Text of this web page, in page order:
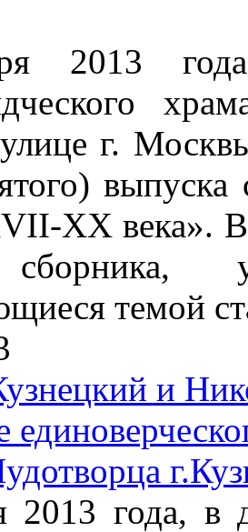
2013
г.
выпуска
XX века».
темой
и
2013 года, в